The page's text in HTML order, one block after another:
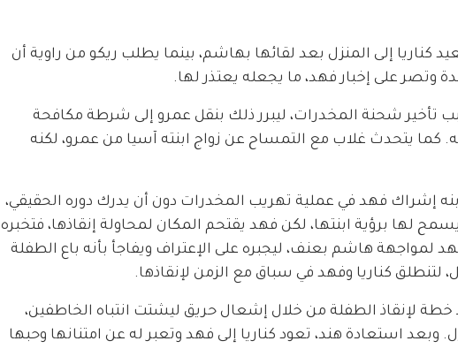
كناريا إلى المنزل بعد لقائها بهاشم، بينما يطلب ريكو من راوية أن
وتصر على إخبار فهد، ما يجعله يعتذر لها.
تأخير شحنة المخدرات، ليبرر ذلك بنقل عمرو إلى شرطة مكافحة
كما يتحدث غلاب مع التمساح عن زواج ابنته آسيا من عمرو، لكنه
إشراك فهد في عملية تهريب المخدرات دون أن يدرك دوره الحقيقي،
لها برؤية ابنتها، لكن فهد يقتحم المكان لمحاولة إنقاذها، فتخبره
لمواجهة هاشم بعنف، ليجبره على الإعتراف ويفاجأ بأنه باع الطفلة
كناريا وفهد في سباق مع الزمن لإنقاذها.
لإنقاذ الطفلة من خلال إشعال حريق ليشتت انتباه الخاطفين،
استعادة هند، تعود كناريا إلى فهد وتعبر له عن امتنانها وحبها